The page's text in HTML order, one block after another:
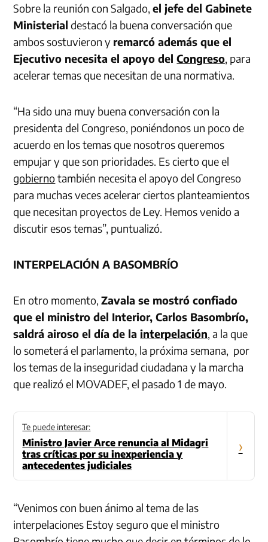
Sobre la reunión con Salgado,el jefe del Gabinete
Ministerial destacó la buena conversación que
ambos sostuvieron y remarcó además que el
Ejecutivo necesita el apoyo delCongreso, para
acelerar temas que necesitan de una normativa.
“Ha sido una muy buena conversación con la
presidenta del Congreso, poniéndonos un poco de
acuerdo en los temas que nosotros queremos
empujar y que son prioridades. Es cierto que el
gobiernotambién necesita el apoyo del Congreso
para muchas veces acelerar ciertos planteamientos
que necesitan proyectos de Ley. Hemos venido a
discutir esos temas”, puntualizó.
INTERPELACIÓN A BASOMBRÍO
En otro momento,Zavala se mostró confiado
que el ministro del Interior, Carlos Basombrío,
saldrá airoso el día de lainterpelación, a la que
lo someterá el parlamento, la próxima semana, por
los temas de la inseguridad ciudadana y la marcha
que realizó el MOVADEF, el pasado 1 de mayo.
Te puede interesar:
Ministro Javier Arce renuncia al Midagri
tras críticas por su inexperiencia y
antecedentes judiciales
›
“Venimos con buen ánimo al tema de las
interpelaciones Estoy seguro que el ministro